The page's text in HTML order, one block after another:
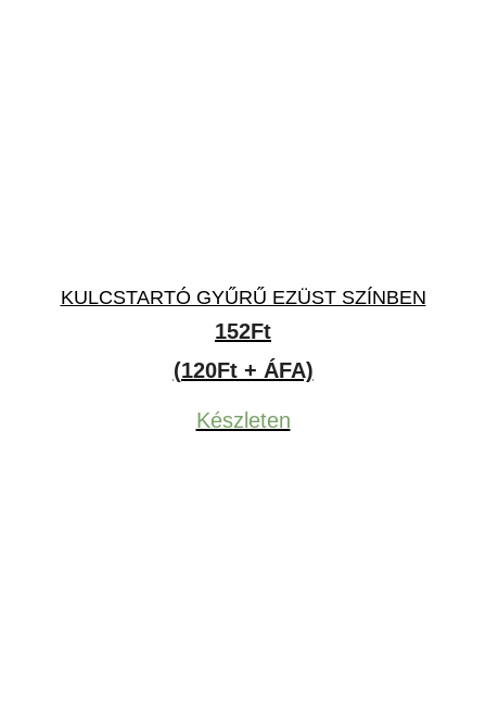
KULCSTARTÓ GYŰRŰ EZÜST SZÍNBEN
152Ft
(120Ft + ÁFA)
Készleten